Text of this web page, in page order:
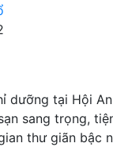
dưỡng tại Hội
sang trọng,
thư giãn bậc